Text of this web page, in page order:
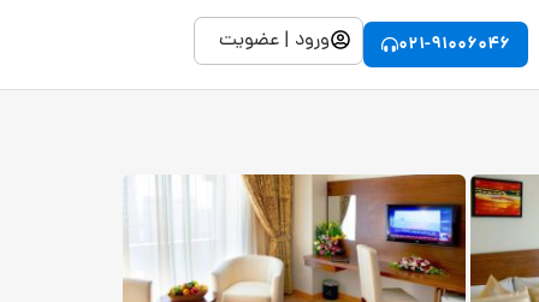
021-91006046 ورود | عضویت